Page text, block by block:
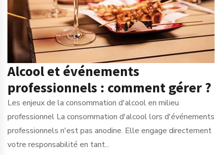
Alcool et événements
professionnels : comment gérer ?
Les enjeux de la consommation d'alcool en milieu
professionnel La consommation d'alcool lors d'événements
professionnels n'est pas anodine. Elle engage directement
votre responsabilité en tant...